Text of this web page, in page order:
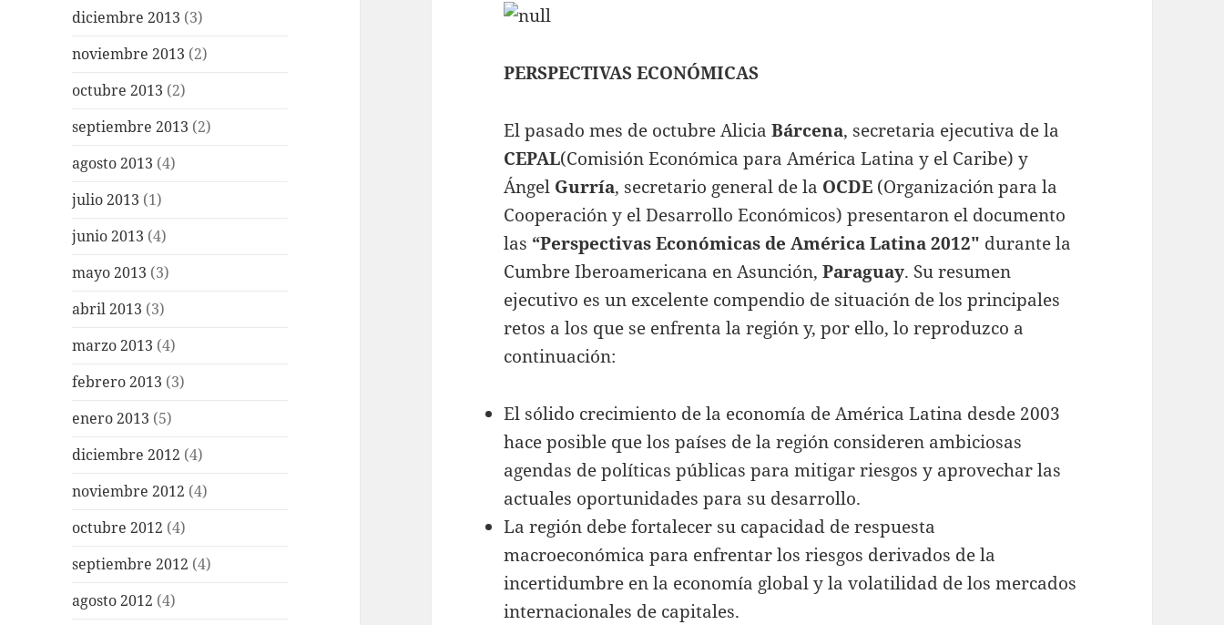
diciembre 2013 (3)
noviembre 2013 (2)
octubre 2013 (2)
septiembre 2013 (2)
agosto 2013 (4)
julio 2013 (1)
junio 2013 (4)
mayo 2013 (3)
abril 2013 (3)
marzo 2013 (4)
febrero 2013 (3)
enero 2013 (5)
diciembre 2012 (4)
noviembre 2012 (4)
octubre 2012 (4)
septiembre 2012 (4)
agosto 2012 (4)
PERSPECTIVAS ECONÓMICAS
El pasado mes de octubre AliciaBárcena, secretaria ejecutiva de la
CEPAL(Comisión Económica para América Latina y el Caribe) y
Ángel Gurría, secretario general de la OCDE (Organización para la
Cooperación y el Desarrollo Económicos) presentaron el documento
las “Perspectivas Económicas de América Latina 2012″ durante la
Cumbre Iberoamericana en Asunción, Paraguay. Su resumen
ejecutivo es un excelente compendio de situación de los principales
retos a los que se enfrenta la región y, por ello, lo reproduzco a
continuación:
El sólido crecimiento de la economía de América Latina desde 2003
hace posible que los países de la región consideren ambiciosas
agendas de políticas públicas para mitigar riesgos y aprovechar las
actuales oportunidades para su desarrollo.
La región debe fortalecer su capacidad de respuesta
macroeconómica para enfrentar los riesgos derivados de la
incertidumbre en la economía global y la volatilidad de los mercados
internacionales de capitales.